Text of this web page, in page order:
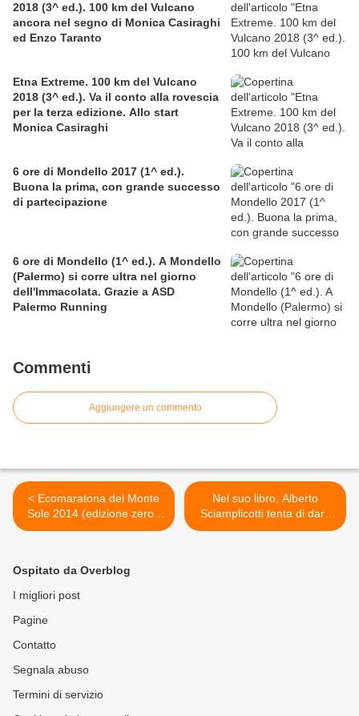
2018 (3^ ed.). 100 km del Vulcano
ancora nel segno di Monica Casiraghi
ed Enzo Taranto
Etna Extreme. 100 km del Vulcano
2018 (3^ ed.). Va il conto alla rovescia
per la terza edizione. Allo start
Monica Casiraghi
6 ore di Mondello 2017 (1^ ed.).
Buona la prima, con grande successo
di partecipazione
6 ore di Mondello (1^ ed.). A Mondello
(Palermo) si corre ultra nel giorno
dell'Immacolata. Grazie a ASD
Palermo Running
Commenti
Aggiungere un commento
< Ecomaratona del Monte
Sole 2014 (edizione zero).
Meno dieci giorni alla
intendericordare i morti di
Marzabotto
Nel suo libro, Alberto
Sciamplicotti tenta di dare
risposte alle domande:
Ospitato da Overblog
I migliori post
Pagine
Contatto
Segnala abuso
Termini di servizio